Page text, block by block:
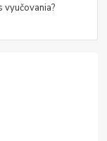
vyučovania?